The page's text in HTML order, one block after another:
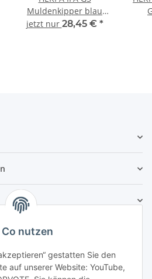
nutzen
gestatten Sie den
auf unserer Website: YouTube,
Muldenkipper blau
307581 LKW-Modell 1:87
jetzt nur 28,45 € *